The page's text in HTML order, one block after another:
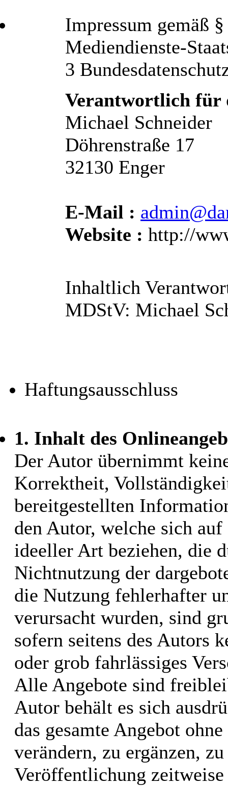
Impressum gemäß
Mediendienste-
3
Verantwortlich für
Michael Schneider
Döhrenstraße 17
32130 Enger
E-Mail :
Website : http://
Inhaltlich
MDStV: Michael
Haftungsausschluss
1. Inhalt des
Der Autor übernimmt
Korrektheit,
bereitgestellten
den Autor, welche sich
ideeller Art beziehen, die
Nichtnutzung der
die Nutzung fehlerhafter
verursacht wurden, sind
sofern seitens des Autors
oder grob fahrlässiges
Alle Angebote sind
Autor behält es sich
das gesamte Angebot
verändern, zu ergänzen,
Veröffentlichung